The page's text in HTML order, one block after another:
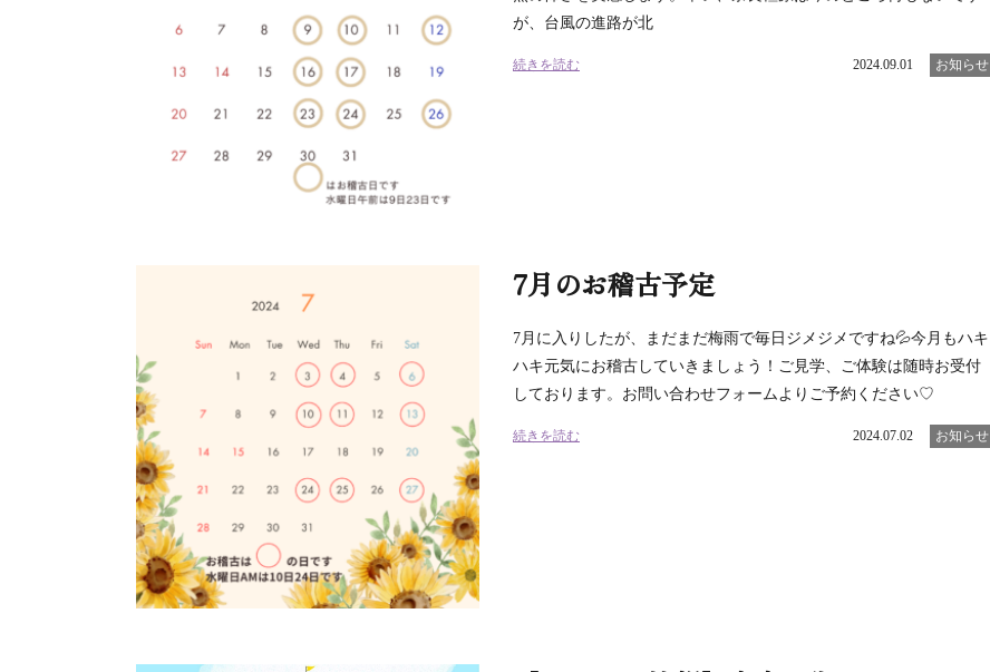
が、台風の進路が北
続きを読む 2024.09.01 お知らせ
7月のお稽古予定
7月に入りしたが、まだまだ梅雨で毎日ジメジメですね💦今月もハキ
ハキ元気にお稽古していきましょう！ご見学、ご体験は随時お受付
しております。お問い合わせフォームよりご予約ください♡
続きを読む 2024.07.02 お知らせ